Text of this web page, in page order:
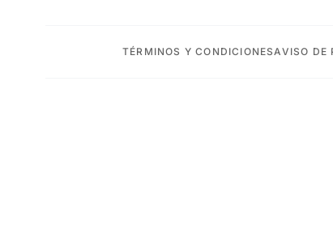
TÉRMINOS Y CONDICIONESAVISO DE